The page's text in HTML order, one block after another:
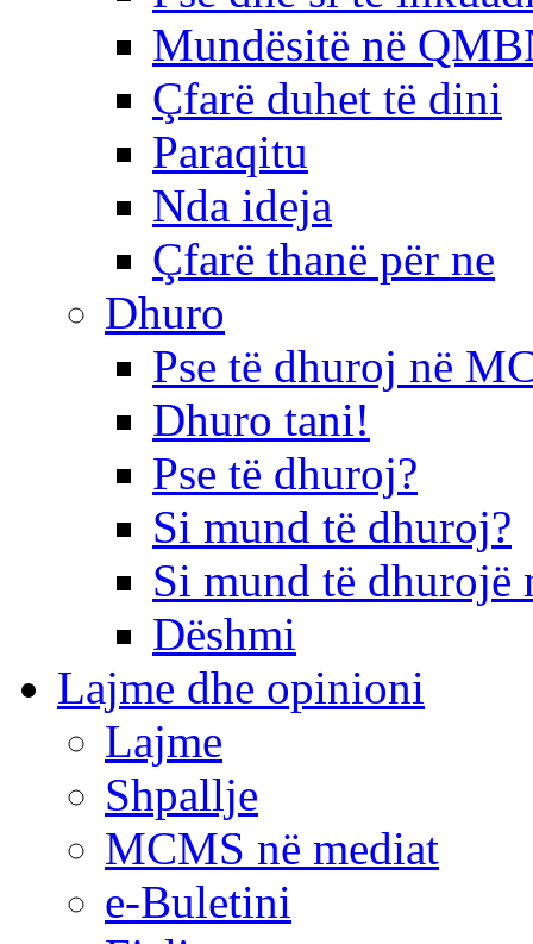
Mundësitë në
Çfarë duhet të dini
Paraqitu
Nda ideja
Çfarë thanë për ne
Dhuro
Pse të dhuroj në
Dhuro tani!
Pse të dhuroj?
Si mund të dhuroj?
Si mund të dhurojë
Dëshmi
Lajme dhe opinioni
Lajme
Shpallje
MCMS në mediat
e-Buletini